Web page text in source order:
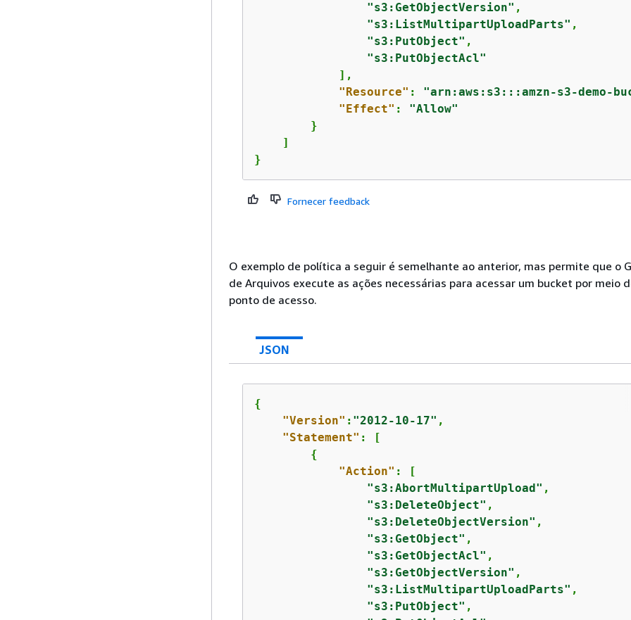
"s3:GetObjectVersion" ,
"s3:ListMultipartUploadParts" ,
"s3:PutObject" ,
"s3:PutObjectAcl"
            ],
"Resource" : "arn:aws:s3:::amzn-s3-demo-
"Effect" : "Allow"
        }
    ]
}
Fornecer feedback
O exemplo de política a seguir é semelhante ao anterior, mas permite que o
de Arquivos execute as ações necessárias para acessar um bucket por meio
ponto de acesso.
JSON
{
"Version" : "2012-10-17" ,
"Statement" : [
{
"Action" : [
"s3:AbortMultipartUpload" ,
"s3:DeleteObject" ,
"s3:DeleteObjectVersion" ,
"s3:GetObject" ,
"s3:GetObjectAcl" ,
"s3:GetObjectVersion" ,
"s3:ListMultipartUploadParts" ,
"s3:PutObject" ,